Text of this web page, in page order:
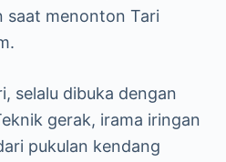
saat menonton Tari
selalu dibuka dengan
gerak, irama iringan
pukulan kendang